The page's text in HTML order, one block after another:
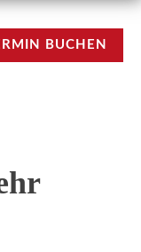
BUCHEN